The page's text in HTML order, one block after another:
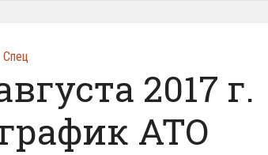
Спец
2017 г.
АТО